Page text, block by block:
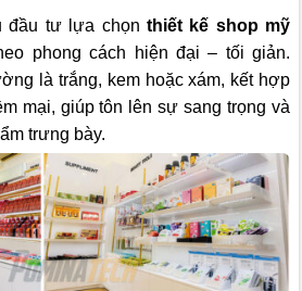
đầu tư lựa chọn thiết kế shop mỹ
phong cách hiện đại – tối giản.
là trắng, kem hoặc xám, kết hợp
mại, giúp tôn lên sự sang trọng và
trưng bày.